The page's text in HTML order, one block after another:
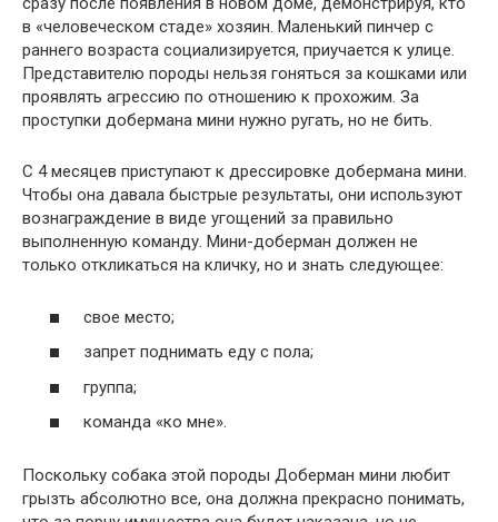
в «человеческом стаде» хозяин. Маленький пинчер с
раннего возраста социализируется, приучается к улице.
Представителю породы нельзя гоняться за кошками или
проявлять агрессию по отношению к прохожим. За
проступки добермана мини нужно ругать, но не бить.
С 4 месяцев приступают к дрессировке добермана мини.
Чтобы она давала быстрые результаты, они используют
вознаграждение в виде угощений за правильно
выполненную команду. Мини-доберман должен не
только откликаться на кличку, но и знать следующее:
свое место;
запрет поднимать еду с пола;
группа;
команда «ко мне».
Поскольку собака этой породы Доберман мини любит
грызть абсолютно все, она должна прекрасно понимать,